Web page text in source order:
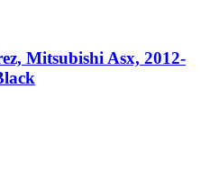
Mitsubishi Asx, 2012-